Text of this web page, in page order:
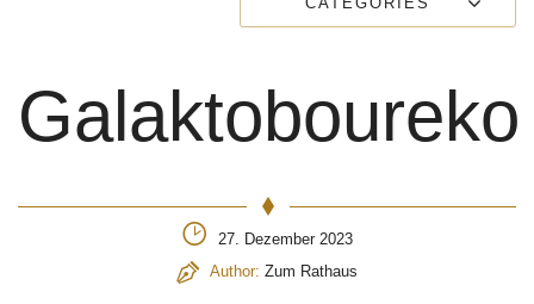
Galaktoboureko
27. Dezember 2023
Author: Zum Rathaus